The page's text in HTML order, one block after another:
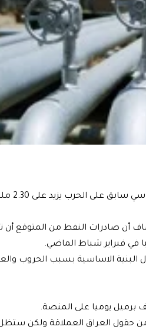
قال مسؤول نفطي عراقي
هو تجاوز مستوى 2.3 مليون في ابريل." وأضاف أن صادرات النفط من
البنية الاساسية بسبب الحروب
من حقول العراق العملاقة ولكن